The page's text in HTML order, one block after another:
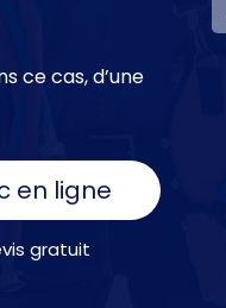
ce cas, d’une
en ligne
gratuit